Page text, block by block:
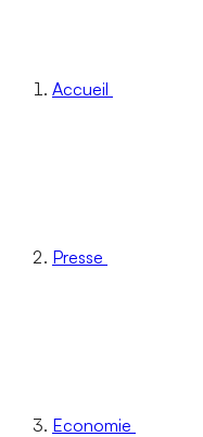
Accueil
Presse
Economie